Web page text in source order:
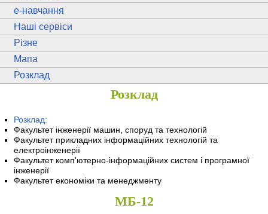
e-навчання
Наші сервіси
Різне
Мапа
Розклад
Розклад
Розклад:
Факультет інженерії машин, споруд та технологій
Факультет прикладних інформаційних технологій та
електроінженерії
Факультет комп'ютерно-інформаційних систем і програмної
інженерії
Факультет економіки та менеджменту
МБ-12